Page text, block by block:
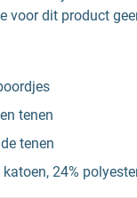
voor dit product
tenen
tenen
24%